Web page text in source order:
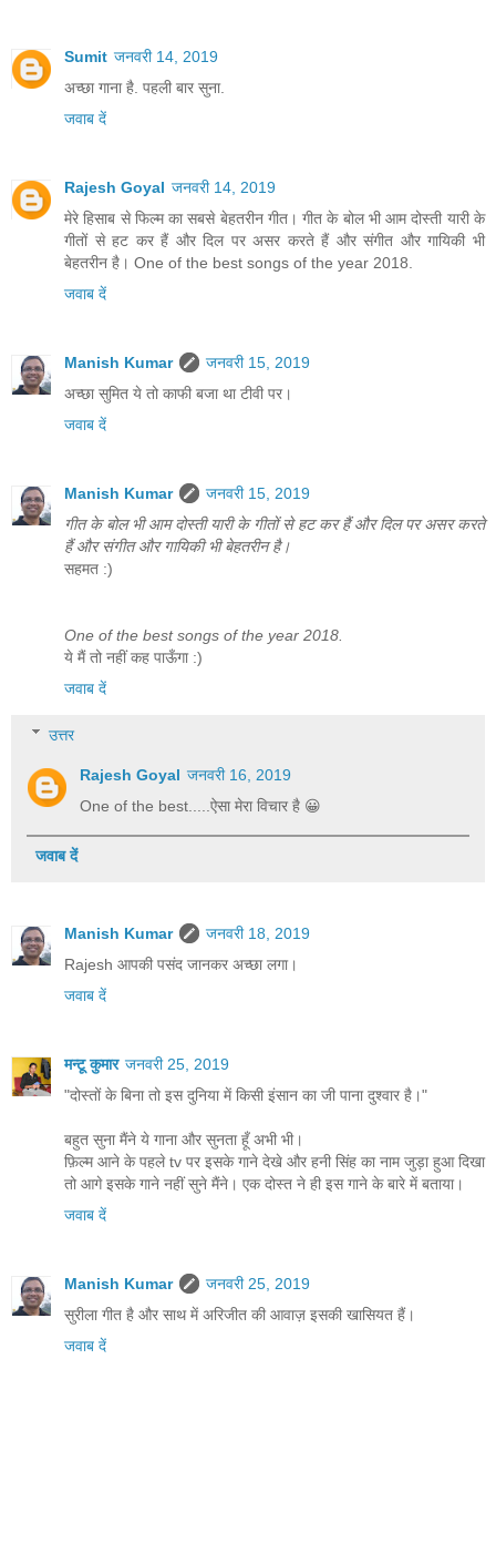
Sumit जनवरी 14, 2019
अच्छा गाना है. पहली बार सुना.
जवाब दें
Rajesh Goyal जनवरी 14, 2019
मेरे हिसाब से फिल्म का सबसे बेहतरीन गीत। गीत के बोल भी आम दोस्ती यारी के
गीतों से हट कर हैं और दिल पर असर करते हैं और संगीत और गायिकी भी
बेहतरीन है। One of the best songs of the year 2018.
जवाब दें
Manish Kumar
जनवरी 15, 2019
अच्छा सुमित ये तो काफी बजा था टीवी पर।
जवाब दें
Manish Kumar
जनवरी 15, 2019
गीत के बोल भी आम दोस्ती यारी के गीतों से हट कर हैं और दिल पर असर करते
हैं और संगीत और गायिकी भी बेहतरीन है।
सहमत :)
One of the best songs of the year 2018.
ये मैं तो नहीं कह पाऊँगा :)
जवाब दें
उत्तर
Rajesh Goyal जनवरी 16, 2019
One of the best.....ऐसा मेरा विचार है 😀
जवाब दें
Manish Kumar
जनवरी 18, 2019
Rajesh आपकी पसंद जानकर अच्छा लगा।
जवाब दें
मन्टू कुमार जनवरी 25, 2019
"दोस्तों के बिना तो इस दुनिया में किसी इंसान का जी पाना दुश्वार है।"
बहुत सुना मैंने ये गाना और सुनता हूँ अभी भी।
फ़िल्म आने के पहले tv पर इसके गाने देखे और हनी सिंह का नाम जुड़ा हुआ दिखा
तो आगे इसके गाने नहीं सुने मैंने। एक दोस्त ने ही इस गाने के बारे में बताया।
जवाब दें
Manish Kumar
जनवरी 25, 2019
सुरीला गीत है और साथ में अरिजीत की आवाज़ इसकी खासियत हैं।
जवाब दें